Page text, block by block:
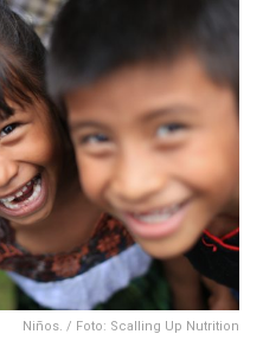
Niños. / Foto: Scalling Up Nutrition